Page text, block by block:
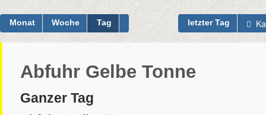
Monat Woche Tag letzter Tag
Abfuhr Gelbe Tonne
Ganzer Tag